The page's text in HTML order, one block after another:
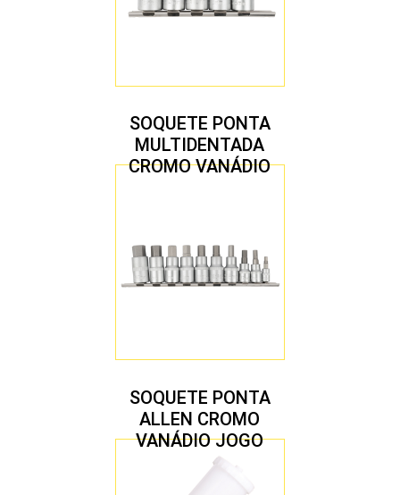
SOQUETE PONTA
MULTIDENTADA
CROMO VANÁDIO
SOQUETE PONTA
ALLEN CROMO
VANÁDIO JOGO
COM 10 PEÇAS